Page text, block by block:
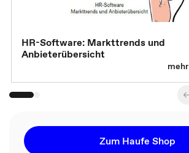
HR-Software: Markttrends und
Anbieterübersicht
mehr
Zum Haufe Shop